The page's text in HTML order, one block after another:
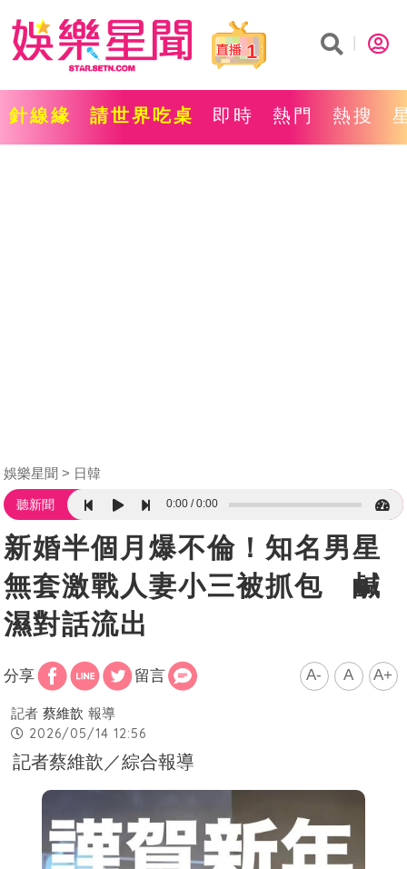
1
針線緣 請世界吃桌 即時 熱門 熱搜
娛樂星聞 日韓
聽新聞 0:00 0:00
新婚半個月爆不倫！知名男星
無套激戰人妻小三被抓包 鹹
濕對話流出
分享 留言 A- A A+
記者 蔡維歆 報導
2026/05/14 12:56
記者蔡維歆／綜合報導